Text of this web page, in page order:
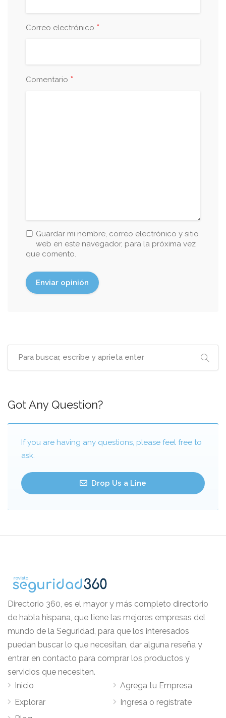
Correo electrónico *
Comentario *
Guardar mi nombre, correo electrónico y sitio
web en este navegador, para la próxima vez
que comento.
Got Any Question?
If you are having any questions, please feel free to
ask.
Drop Us a Line
Directorio 360, es el mayor y más completo directorio
de habla hispana, que tiene las mejores empresas del
mundo de la Seguridad, para que los interesados
puedan buscar lo que necesitan, dar alguna reseña y
entrar en contacto para comprar los productos y
servicios que necesiten.
Inicio
Explorar
Agrega tu Empresa
Ingresa o regístrate